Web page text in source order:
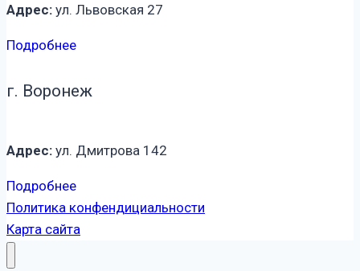
Адрес: ул. Львовская 27
Подробнее
г. Воронеж
Адрес: ул. Дмитрова 142
Подробнее
Политика конфендициальности
Карта сайта